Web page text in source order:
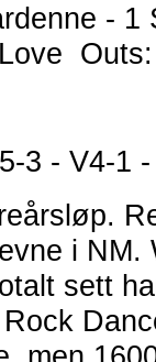
-
3 - V4-1
i NM.
sett